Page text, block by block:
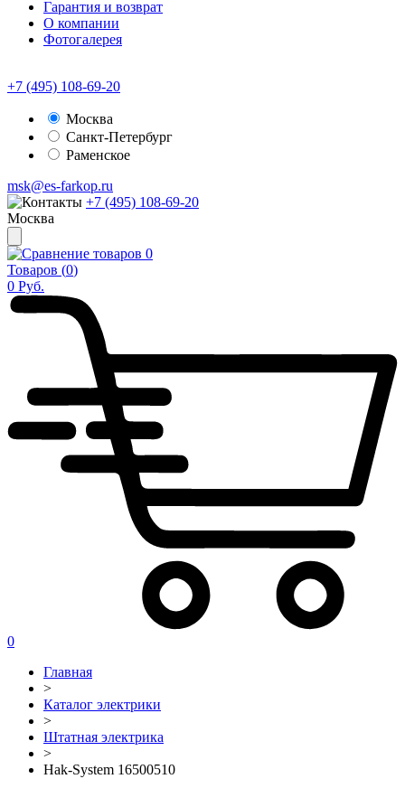
Гарантия и возврат
О компании
Фотогалерея
+7 (495) 108-69-20
Москва
Санкт-Петербург
Раменское
msk@es-farkop.ru
+7 (495) 108-69-20
Москва
0
Товаров (0)
0 Руб.
0
Главная
>
Каталог электрики
>
Штатная электрика
>
Hak-System 16500510